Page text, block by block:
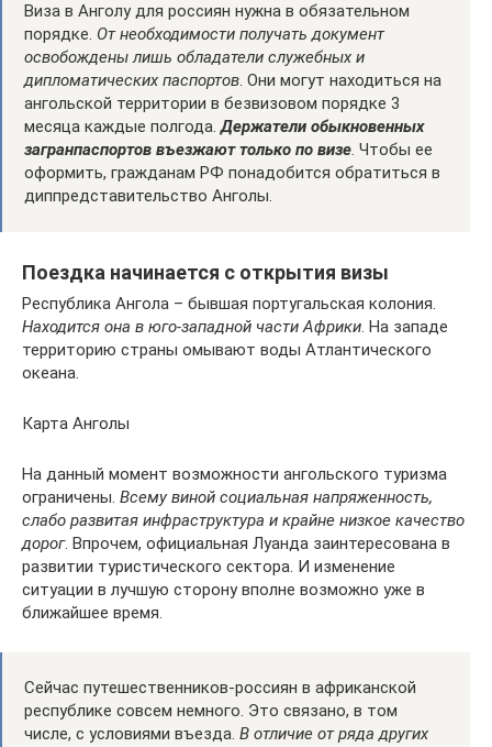
Виза в Анголу для россиян нужна в обязательном
порядке. От необходимости получать документ
освобождены лишь обладатели служебных и
дипломатических паспортов. Они могут находиться на
ангольской территории в безвизовом порядке 3
месяца каждые полгода.Держатели обыкновенных
загранпаспортов въезжают только по визе. Чтобы ее
оформить, гражданам РФ понадобится обратиться в
диппредставительство Анголы.
Поездка начинается с открытия визы
Республика Ангола – бывшая португальская колония.
Находится она в юго-западной части Африки. На западе
территорию страны омывают воды Атлантического
океана.
Карта Анголы
На данный момент возможности ангольского туризма
ограничены. Всему виной социальная напряженность,
слабо развитая инфраструктура и крайне низкое качество
дорог. Впрочем, официальная Луанда заинтересована в
развитии туристического сектора. И изменение
ситуации в лучшую сторону вполне возможно уже в
ближайшее время.
Сейчас путешественников-россиян в африканской
республике совсем немного. Это связано, в том
числе, с условиями въезда. В отличие от ряда других